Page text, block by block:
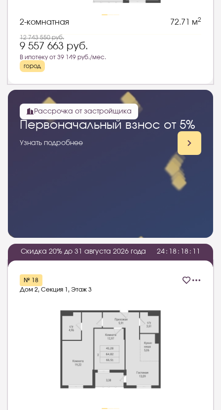
2-комнатная 72.71 м2
12 743 550руб.
9 557 663 руб.
В ипотеку от 39 149 руб./мес.
город
Рассрочка от застройщика
Первоначальный взнос от 5%
Узнать подробнее
Скидка 20% до 31 августа 2026 года 24 : 8 : 8 :
№ 18
Дом 2, Секция 1, Этаж 3